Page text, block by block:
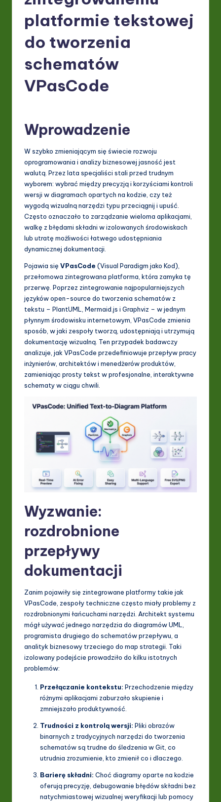
in
A
&
S
o
ft
w
In
platformie tekstowej
do tworzenia
schematów
VPasCode
Wprowadzenie
W szybko zmieniającym się świecie rozwoju
oprogramowania i analizy biznesowej jasność jest
walutą. Przez lata specjaliści stali przed trudnym
wyborem: wybrać między precyzją i korzyściami kontroli
wersji w diagramach opartych na kodzie, czy też
wygodą wizualną narzędzi typu przeciągnij i upuść.
Często oznaczało to zarządzanie wieloma aplikacjami,
walkę z błędami składni w izolowanych środowiskach
lub utratę możliwości łatwego udostępniania
dynamicznej dokumentacji.
Pojawia się VPasCode (Visual Paradigm jako Kod),
przełomowa zintegrowana platforma, która zamyka tę
przerwę. Poprzez zintegrowanie najpopularniejszych
języków open-source do tworzenia schematów z
tekstu – PlantUML, Mermaid.js i Graphviz – w jednym
płynnym środowisku internetowym, VPasCode zmienia
sposób, w jaki zespoły tworzą, udostępniają i utrzymują
dokumentację wizualną. Ten przypadek badawczy
analizuje, jak VPasCode przedefiniowuje przepływ pracy
inżynierów, architektów i menedżerów produktów,
zamieniając prosty tekst w profesjonalne, interaktywne
schematy w ciągu chwili.
Wyzwanie:
rozdrobnione
przepływy
dokumentacji
Zanim pojawiły się zintegrowane platformy takie jak
VPasCode, zespoły techniczne często miały problemy z
rozdrobnionymi łańcuchami narzędzi. Architekt systemu
mógł używać jednego narzędzia do diagramów UML,
programista drugiego do schematów przepływu, a
analityk biznesowy trzeciego do map strategii. Taki
izolowany podejście prowadziło do kilku istotnych
problemów:
Przełączanie kontekstu: Przechodzenie między
różnymi aplikacjami zaburzało skupienie i
zmniejszało produktywność.
Trudności z kontrolą wersji: Pliki obrazów
binarnych z tradycyjnych narzędzi do tworzenia
schematów są trudne do śledzenia w Git, co
utrudnia zrozumienie, kto zmienił co i dlaczego.
Barierę składni: Choć diagramy oparte na kodzie
oferują precyzję, debugowanie błędów składni bez
natychmiastowej wizualnej weryfikacji lub pomocy